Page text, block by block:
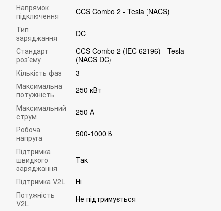
Напрямок
підключення
CCS Combo 2 - Tesla (NACS)
Тип
заряджання
DC
Стандарт
роз’єму
CCS Combo 2 (IEC 62196) - Tesla
(NACS DC)
Кількість фаз
3
Максимальна
потужність
250 кВт
Максимальний
струм
250 А
Робоча
напруга
500-1000 В
Підтримка
швидкого
заряджання
Так
Підтримка V2L
Ні
Потужність
V2L
Не підтримується